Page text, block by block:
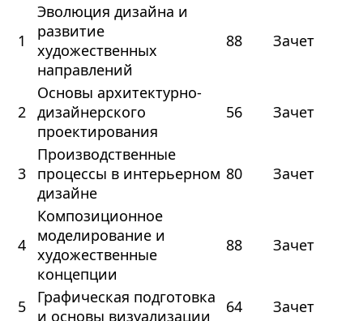
1
Эволюция дизайна и
развитие
художественных
направлений
88 Зачет
2
Основы архитектурно-
дизайнерского
проектирования
56 Зачет
3
Производственные
процессы в интерьерном
дизайне
80 Зачет
4
Композиционное
моделирование и
художественные
концепции
88 Зачет
5
Графическая подготовка
и основы визуализации
64 Зачет